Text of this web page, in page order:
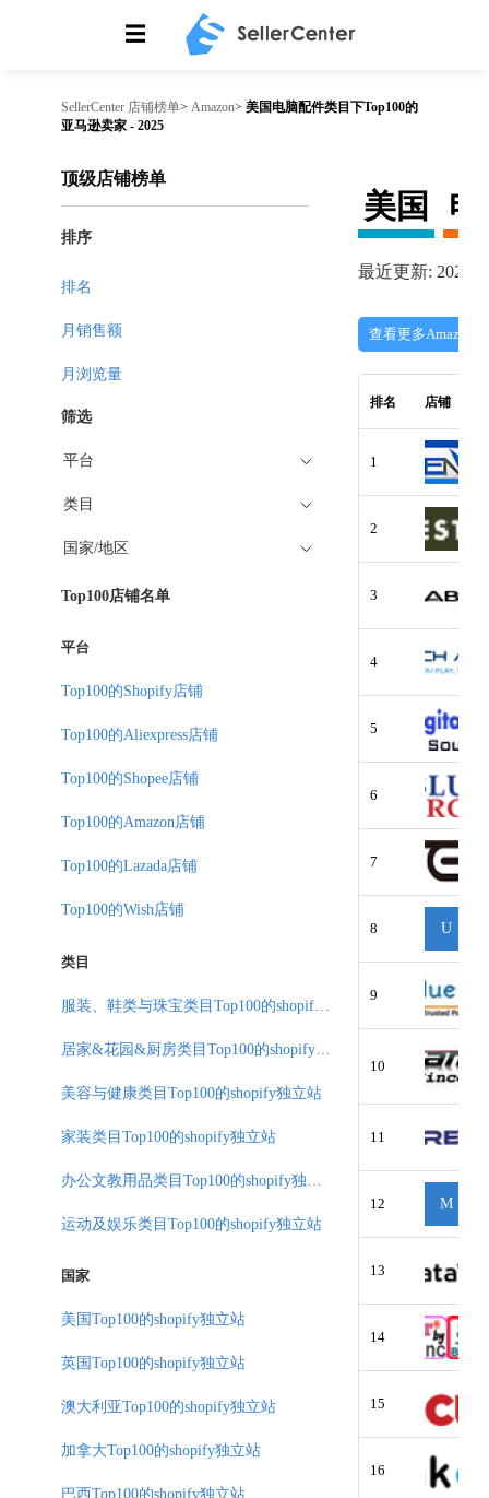
☰
SellerCenter 店铺榜单> Amazon> 美国电脑配件类目下Top100的
亚马逊卖家 - 2025
美国
最近更新: 2026-
查看更多Amazon
排名 店铺
1
2
3
4
5
6
7
8 U
9
10
11
12 M
13
14
15
16
顶级店铺榜单
排序
排名
月销售额
月浏览量
筛选
平台
类目
国家/地区
Top100店铺名单
平台
Top100的Shopify店铺
Top100的Aliexpress店铺
Top100的Shopee店铺
Top100的Amazon店铺
Top100的Lazada店铺
Top100的Wish店铺
类目
美容与健康类目Top100的shopify独立站
家装类目Top100的shopify独立站
运动及娱乐类目Top100的shopify独立站
国家
美国Top100的shopify独立站
英国Top100的shopify独立站
澳大利亚Top100的shopify独立站
加拿大Top100的shopify独立站
巴西Top100的shopify独立站